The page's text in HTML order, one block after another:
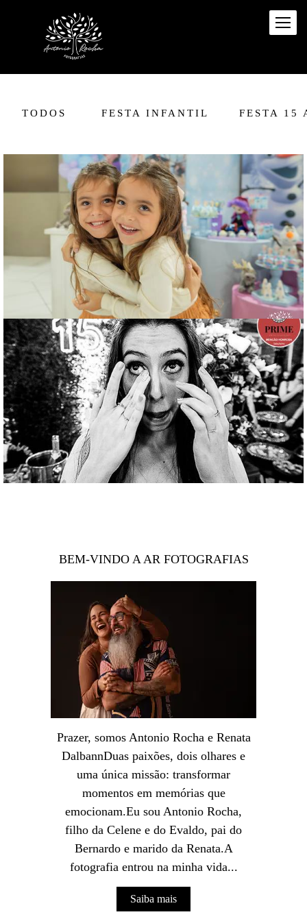
TODOS FESTA INFANTIL FESTA 15
BEM-VINDO A AR FOTOGRAFIAS
Prazer, somos Antonio Rocha e Renata
DalbannDuas paixões, dois olhares e
uma única missão: transformar
momentos em memórias que
emocionam.Eu sou Antonio Rocha,
filho da Celene e do Evaldo, pai do
Bernardo e marido da Renata.A
fotografia entrou na minha vida...
Saiba mais